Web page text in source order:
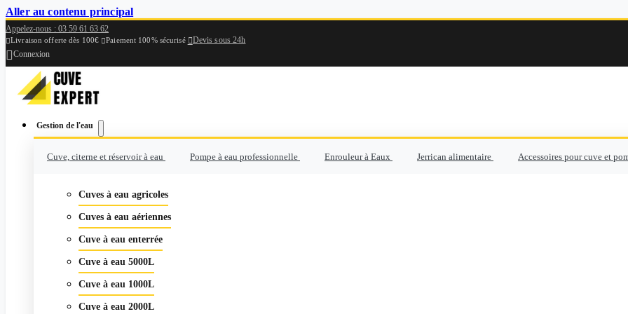
Aller au contenu principal
Appelez-nous : 03 59 61 63 62
Livraison offerte dès 100€ Paiement 100% sécurisé Devis sous 24h
Connexion
Gestion de l'eau
Cuve, citerne et réservoir à eau Pompe à eau professionnelle Enrouleur à Eaux Jerrican alimentaire Accessoires pour cuve et
Cuves à eau agricoles
Cuves à eau aériennes
Cuve à eau enterrée
Cuve à eau 5000L
Cuve à eau 1000L
Cuve à eau 2000L